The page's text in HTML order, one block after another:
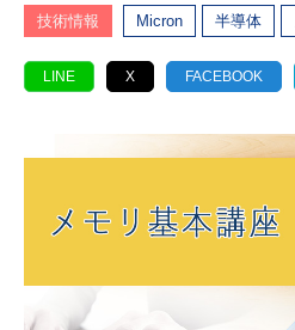
技術情報 Micron 半導体
LINE X FACEBOOK